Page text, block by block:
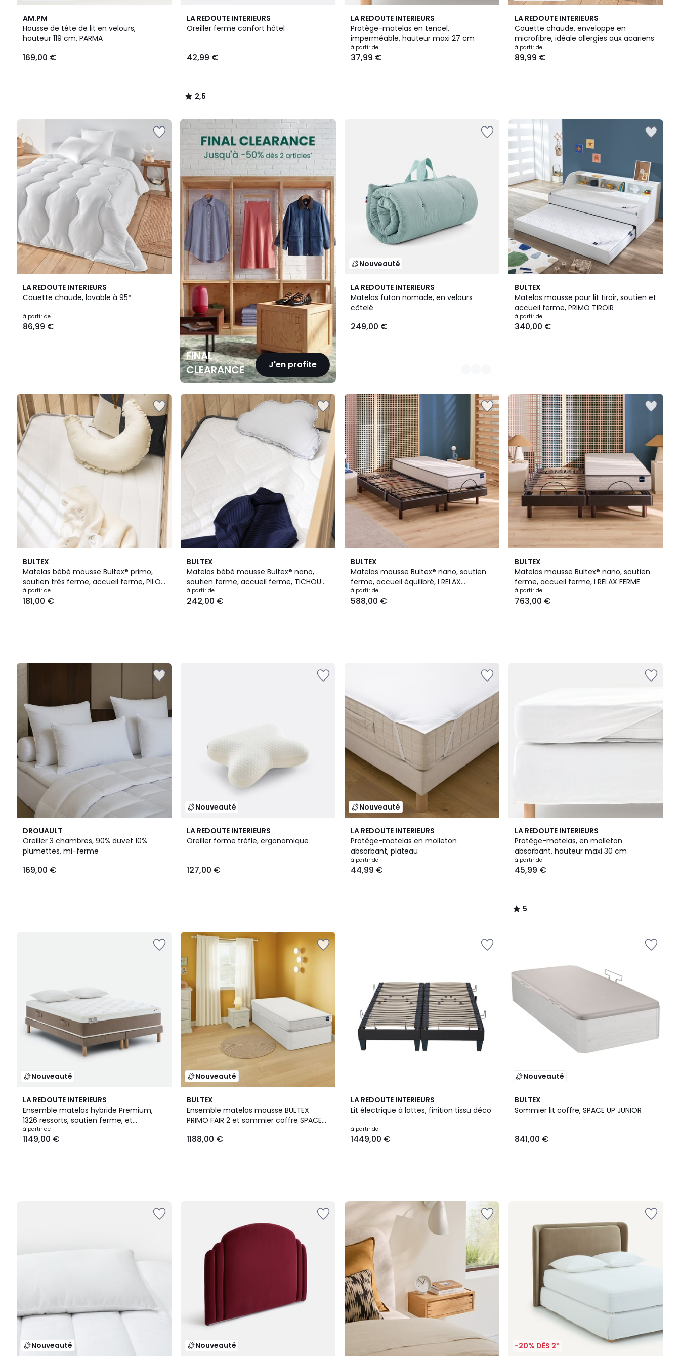
AM.PM
Housse de tête de lit en velours,
hauteur 119 cm, PARMA
€.
169,00 €
LA REDOUTE INTERIEURS
Oreiller ferme confort hôtel
42,99 €
2,5
/ 5
2,5
/
LA REDOUTE INTERIEURS
Protège-matelas en tencel,
imperméable, hauteur maxi 27 cm
à partir de
37,99 €
LA REDOUTE INTERIEURS
Couette chaude, enveloppe en
microfibre, idéale allergies aux acariens
à partir de
89,99 €
LA REDOUTE INTERIEURS
Couette chaude, lavable à 95°
à partir de
86,99 €
FINAL
CLEARANCE
J'en profite
FINAL
CLEARANCE
Nouveauté
LA REDOUTE INTERIEURS
Matelas futon nomade, en velours
côtelé
249,00 €
3
Couleurs
BULTEX
Matelas mousse pour lit tiroir, soutien et
accueil ferme, PRIMO TIROIR
à partir de
340,00 €
BULTEX
Matelas bébé mousse Bultex® primo,
soutien très ferme, accueil ferme, PILOU
BÉBÉ
à partir de
181,00 €
BULTEX
Matelas bébé mousse Bultex® nano,
soutien ferme, accueil ferme, TICHOU
BÉBÉ
à partir de
242,00 €
BULTEX
Matelas mousse Bultex® nano, soutien
ferme, accueil équilibré, I RELAX
EQUILIBRÉ
à partir de
588,00 €
BULTEX
Matelas mousse Bultex® nano, soutien
ferme, accueil ferme, I RELAX FERME
à partir de
763,00 €
DROUAULT
Oreiller 3 chambres, 90% duvet 10%
plumettes, mi-ferme
169,00 €
Nouveauté
LA REDOUTE INTERIEURS
Oreiller forme trèfle, ergonomique
127,00 €
Nouveauté
LA REDOUTE INTERIEURS
Protège-matelas en molleton
absorbant, plateau
à partir de
44,99 €
LA REDOUTE INTERIEURS
Protège-matelas, en molleton
absorbant, hauteur maxi 30 cm
à partir de
45,99 €
5
/
5
5
/
Nouveauté
LA REDOUTE INTERIEURS
Ensemble matelas hybride Premium,
1326 ressorts, soutien ferme, et
sommier
à partir de
1149,00 €
Nouveauté
BULTEX
Ensemble matelas mousse BULTEX
PRIMO FAIR 2 et sommier coffre SPACE
1188,00 €
LA REDOUTE INTERIEURS
Lit électrique à lattes, finition tissu déco
à partir de
1449,00 €
Nouveauté
BULTEX
Sommier lit coffre, SPACE UP JUNIOR
841,00 €
Nouveauté Nouveauté -20% DÈS 2*